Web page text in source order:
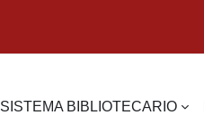
SISTEMA BIBLIOTECARIO